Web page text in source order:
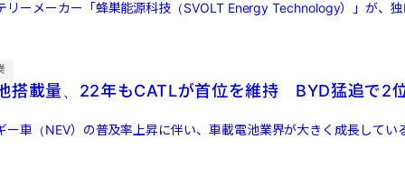
リーメーカー「蜂巣能源科技（SVOLT Energy Technology）」が、
搭載量、22年もCATLが首位を維持 BYD猛追で2
ー車（NEV）の普及率上昇に伴い、車載電池業界が大きく成長してい